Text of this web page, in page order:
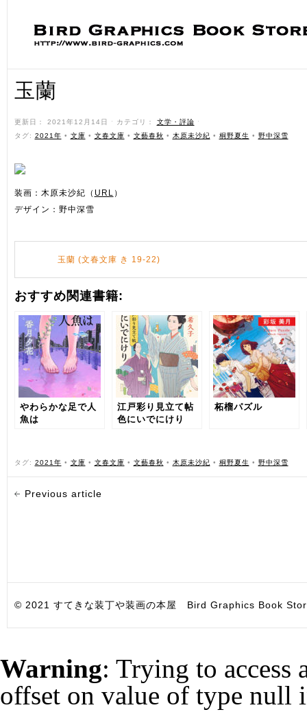
玉蘭
更新日： 2021年12月14日 ˑ カテゴリ： 文学・評論 ˑ
タグ: 2021年 • 文庫 • 文春文庫 • 文藝春秋 • 木原未沙紀 • 桐野夏生 • 野中深雪
装画：木原未沙紀（ URL ）
デザイン：野中深雪
玉蘭 (文春文庫 き 19-22)
おすすめ関連書籍:
やわらかな足で人
魚は
江戸彩り見立て帖
色にいでにけり
柘榴パズル
タグ: 2021年 • 文庫 • 文春文庫 • 文藝春秋 • 木原未沙紀 • 桐野夏生 • 野中深雪
Previous article
© 2021 すてきな装丁や装画の本屋 Bird Graphics Book
Warning: Trying to access
offset on value of type null